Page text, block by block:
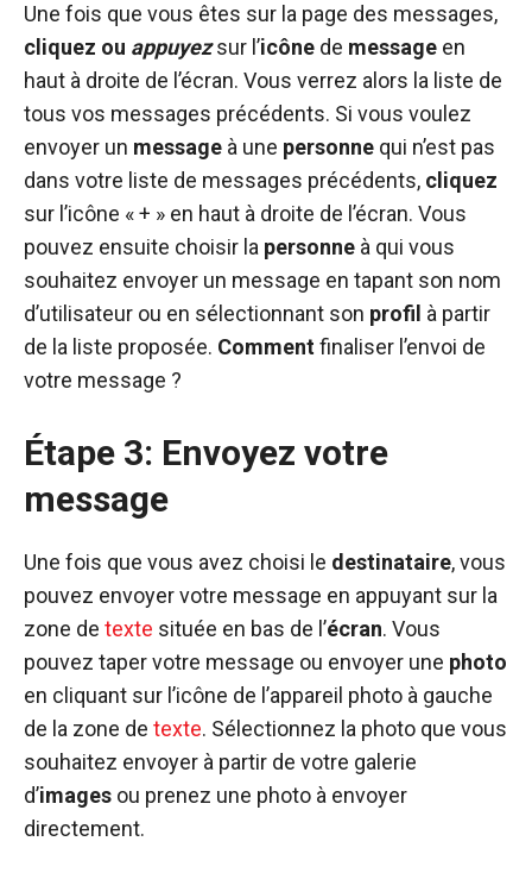
Une fois que vous êtes sur la page des messages,
cliquez ou appuyezsur l’icône de message en
haut à droite de l’écran. Vous verrez alors la liste de
tous vos messages précédents. Si vous voulez
envoyer un message à une personne qui n’est pas
dans votre liste de messages précédents, cliquez
sur l’icône « + » en haut à droite de l’écran. Vous
pouvez ensuite choisir la personne à qui vous
souhaitez envoyer un message en tapant son nom
d’utilisateur ou en sélectionnant son profil à partir
de la liste proposée. Commentfinaliser l’envoi de
votre message ?
Étape 3: Envoyez votre
message
Une fois que vous avez choisi le destinataire, vous
pouvez envoyer votre message en appuyant sur la
zone de texte située en bas de l’écran. Vous
pouvez taper votre message ou envoyer une photo
en cliquant sur l’icône de l’appareil photo à gauche
de la zone de texte. Sélectionnez la photo que vous
souhaitez envoyer à partir de votre galerie
d’images ou prenez une photo à envoyer
directement.